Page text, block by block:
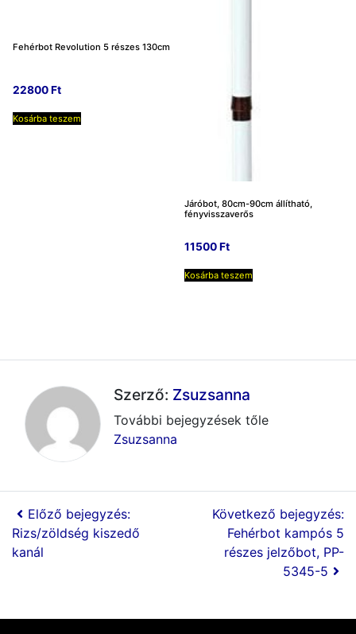
Fehérbot Revolution 5 részes 130cm
22800Ft
Kosárba teszem
Járóbot, 80cm-90cm állítható,
fényvisszaverős
11500Ft
Kosárba teszem
Szerző: Zsuzsanna
További bejegyzések tőle
Zsuzsanna
Előző bejegyzés:
Rizs/zöldség kiszedő
kanál
Következő bejegyzés:
Fehérbot kampós 5
részes jelzőbot, PP-
5345-5